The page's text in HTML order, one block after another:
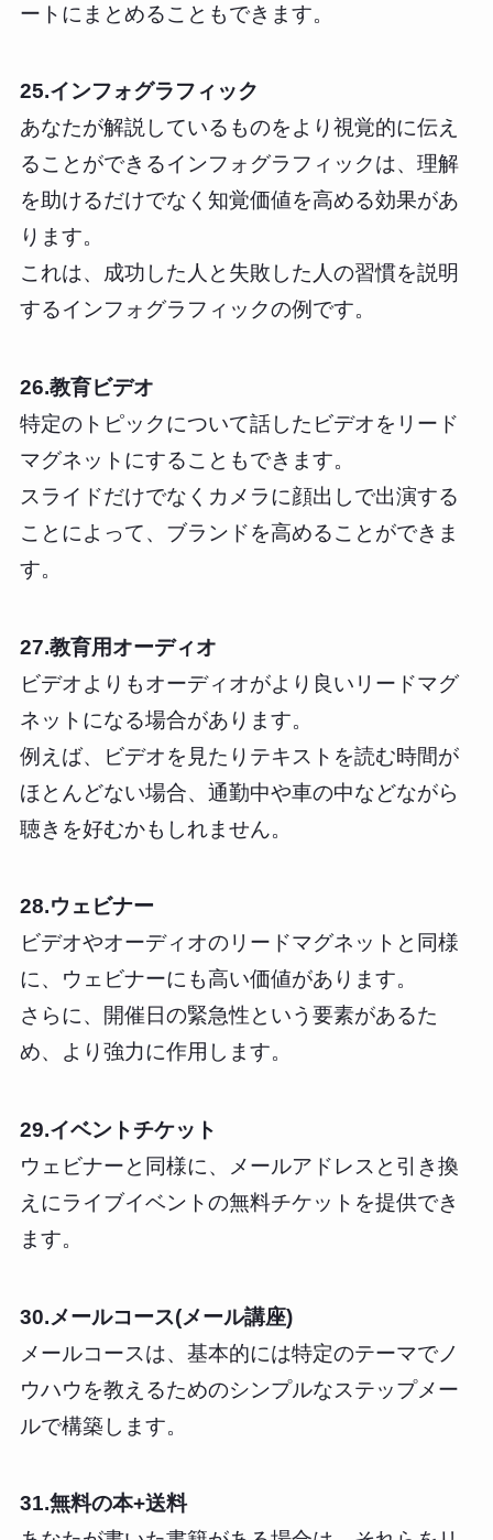
ートにまとめることもできます。
25.インフォグラフィック
あなたが解説しているものをより視覚的に伝え
ることができるインフォグラフィックは、理解
を助けるだけでなく知覚価値を高める効果があ
ります。
これは、成功した人と失敗した人の習慣を説明
するインフォグラフィックの例です。
26.教育ビデオ
特定のトピックについて話したビデオをリード
マグネットにすることもできます。
スライドだけでなくカメラに顔出しで出演する
ことによって、ブランドを高めることができま
す。
27.教育用オーディオ
ビデオよりもオーディオがより良いリードマグ
ネットになる場合があります。
例えば、ビデオを見たりテキストを読む時間が
ほとんどない場合、通勤中や車の中などながら
聴きを好むかもしれません。
28.ウェビナー
ビデオやオーディオのリードマグネットと同様
に、ウェビナーにも高い価値があります。
さらに、開催日の緊急性という要素があるた
め、より強力に作用します。
29.イベントチケット
ウェビナーと同様に、メールアドレスと引き換
えにライブイベントの無料チケットを提供でき
ます。
30.メールコース(メール講座)
メールコースは、基本的には特定のテーマでノ
ウハウを教えるためのシンプルなステップメー
ルで構築します。
31.無料の本+送料